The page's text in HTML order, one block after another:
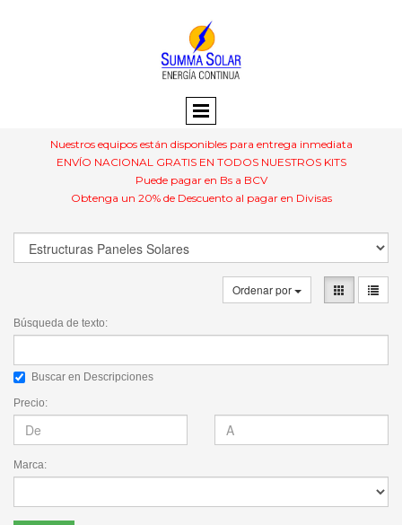
Nuestros equipos están disponibles para entrega inmediata
ENVÍO NACIONAL GRATIS EN TODOS NUESTROS KITS
Puede pagar en Bs a BCV
Obtenga un 20% de Descuento al pagar en Divisas
Ordenar por
Búsqueda de texto:
Buscar en Descripciones
Precio:
Marca: